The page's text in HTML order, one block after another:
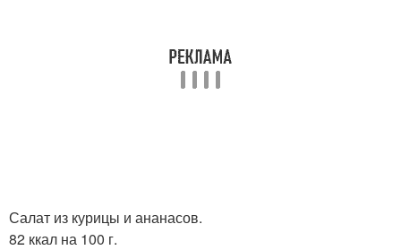
Салат из курицы и ананасов.
82 ккал на 100 г.